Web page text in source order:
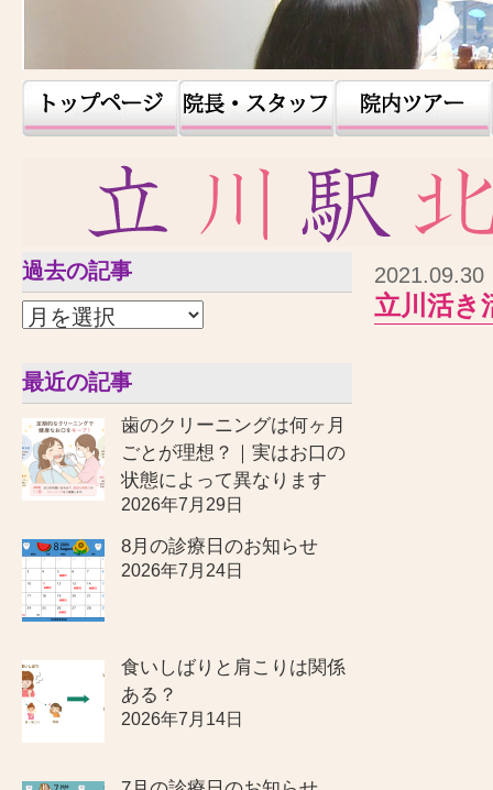
過去の記事
最近の記事
歯のクリーニングは何ヶ月
ごとが理想？｜実はお口の
状態によって異なります
2026年7月29日
8月の診療日のお知らせ
2026年7月24日
食いしばりと肩こりは関係
ある？
2026年7月14日
2021.09.30
立川活き